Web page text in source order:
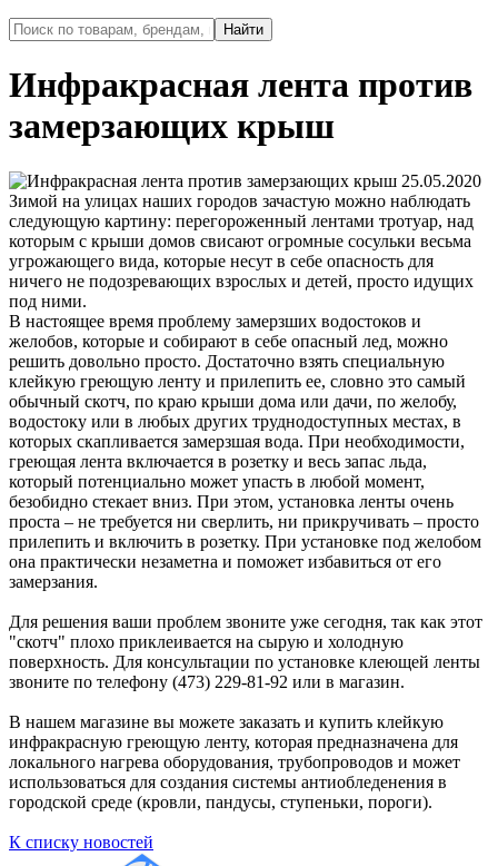
Инфракрасная лента против
замерзающих крыш
25.05.2020
Зимой на улицах наших городов зачастую можно наблюдать
следующую картину: перегороженный лентами тротуар, над
которым с крыши домов свисают огромные сосульки весьма
угрожающего вида, которые несут в себе опасность для
ничего не подозревающих взрослых и детей, просто идущих
под ними.
В настоящее время проблему замерзших водостоков и
желобов, которые и собирают в себе опасный лед, можно
решить довольно просто. Достаточно взять специальную
клейкую греющую ленту и прилепить ее, словно это самый
обычный скотч, по краю крыши дома или дачи, по желобу,
водостоку или в любых других труднодоступных местах, в
которых скапливается замерзшая вода. При необходимости,
греющая лента включается в розетку и весь запас льда,
который потенциально может упасть в любой момент,
безобидно стекает вниз. При этом, установка ленты очень
проста – не требуется ни сверлить, ни прикручивать – просто
прилепить и включить в розетку. При установке под желобом
она практически незаметна и поможет избавиться от его
замерзания.
Для решения ваши проблем звоните уже сегодня, так как этот
"скотч" плохо приклеивается на сырую и холодную
поверхность. Для консультации по установке клеющей ленты
звоните по телефону (473) 229-81-92 или в магазин.
В нашем магазине вы можете заказать и купить клейкую
инфракрасную греющую ленту, которая предназначена для
локального нагрева оборудования, трубопроводов и может
использоваться для создания системы антиобледенения в
городской среде (кровли, пандусы, ступеньки, пороги).
К списку новостей